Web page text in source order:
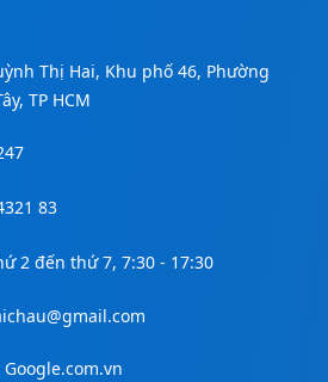
Thị Hai, Khu phố 46, Phường
TP HCM
83
2 đến thứ 7, 7:30 - 17:30
Google.com.vn